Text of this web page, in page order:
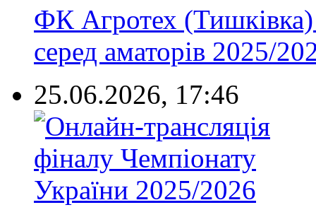
ФК Агротех
серед аматорів 2025/
25.06.2026, 17:46